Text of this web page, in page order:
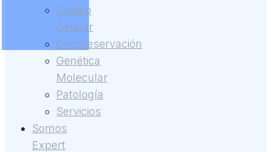
Cultivo
Celular
Criopreservación
Genética
Molecular
Patología
Servicios
Somos
Expert